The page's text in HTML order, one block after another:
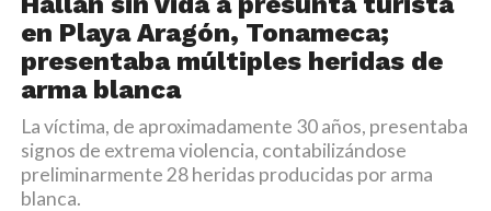
en Playa Aragón, Tonameca;
presentaba múltiples heridas de
arma blanca
La víctima, de aproximadamente 30 años, presentaba
signos de extrema violencia, contabilizándose
preliminarmente 28 heridas producidas por arma
blanca.